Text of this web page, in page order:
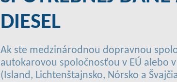
DIESEL
Ak ste medzinárodnou dopravnou
autokarovou spoločnosťou v EÚ alebo v
(Island, Lichtenštajnsko, Nórsko a